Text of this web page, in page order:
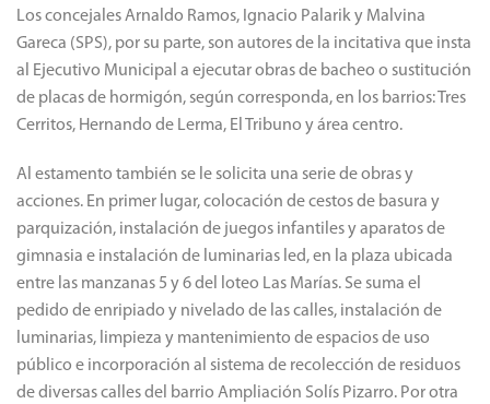
Los concejales Arnaldo Ramos, Ignacio Palarik y Malvina
Gareca (SPS), por su parte, son autores de la incitativa que insta
al Ejecutivo Municipal a ejecutar obras de bacheo o sustitución
de placas de hormigón, según corresponda, en los barrios: Tres
Cerritos, Hernando de Lerma, El Tribuno y área centro.
Al estamento también se le solicita una serie de obras y
acciones. En primer lugar, colocación de cestos de basura y
parquización, instalación de juegos infantiles y aparatos de
gimnasia e instalación de luminarias led, en la plaza ubicada
entre las manzanas 5 y 6 del loteo Las Marías. Se suma el
pedido de enripiado y nivelado de las calles, instalación de
luminarias, limpieza y mantenimiento de espacios de uso
público e incorporación al sistema de recolección de residuos
de diversas calles del barrio Ampliación Solís Pizarro. Por otra